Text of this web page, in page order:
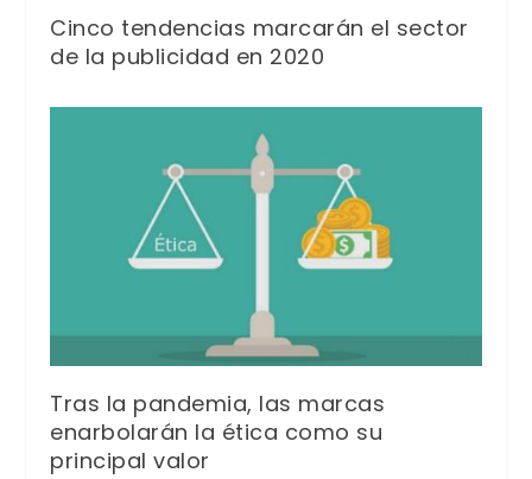
Cinco tendencias marcarán el sector
de la publicidad en 2020
Tras la pandemia, las marcas
enarbolarán la ética como su
principal valor